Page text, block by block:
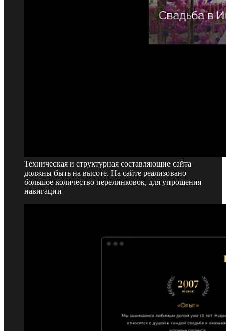
Техническая и структурная составляющие сайта
должны быть на высоте. На сайте реализовано
большое количество перелинковок, для упрощения
навигации